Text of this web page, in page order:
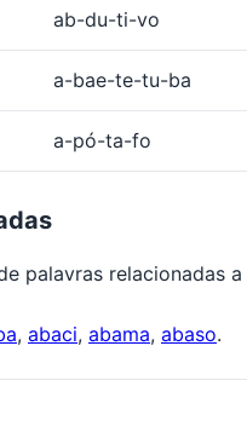
ab-du-ti-vo
a-bae-te-tu-ba
a-pó-ta-fo
palavras relacionadas a
, abaci, abama, abaso.